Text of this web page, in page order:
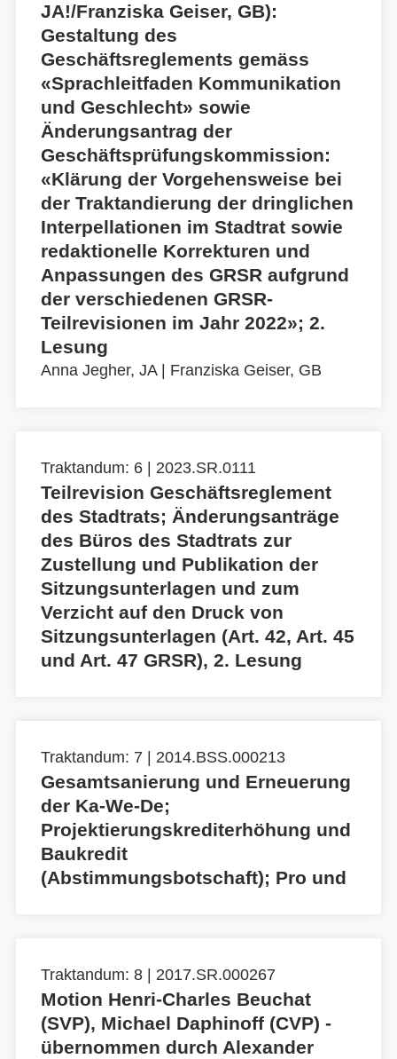
JA!/Franziska Geiser, GB):
Gestaltung des
Geschäftsreglements gemäss
«Sprachleitfaden Kommunikation
und Geschlecht» sowie
Änderungsantrag der
Geschäftsprüfungskommission:
«Klärung der Vorgehensweise bei
der Traktandierung der dringlichen
Interpellationen im Stadtrat sowie
redaktionelle Korrekturen und
Anpassungen des GRSR aufgrund
der verschiedenen GRSR-
Teilrevisionen im Jahr 2022»; 2.
Lesung
Anna Jegher, JA| Franziska Geiser, GB
Traktandum: 6 | 2023.SR.0111
Teilrevision Geschäftsreglement
des Stadtrats; Änderungsanträge
des Büros des Stadtrats zur
Zustellung und Publikation der
Sitzungsunterlagen und zum
Verzicht auf den Druck von
Sitzungsunterlagen (Art. 42, Art. 45
und Art. 47 GRSR), 2. Lesung
Traktandum: 7 | 2014.BSS.000213
Gesamtsanierung und Erneuerung
der Ka-We-De;
Projektierungskrediterhöhung und
Baukredit
(Abstimmungsbotschaft); Pro und
Traktandum: 8 | 2017.SR.000267
Motion Henri-Charles Beuchat
(SVP), Michael Daphinoff (CVP) -
übernommen durch Alexander